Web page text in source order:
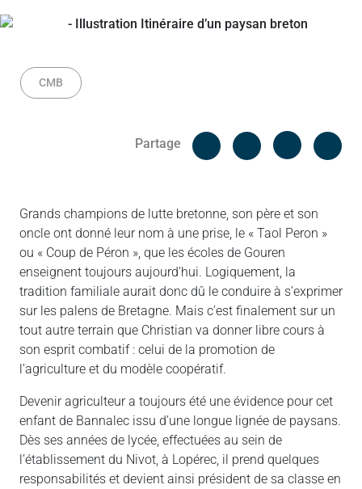
CMB
Partage
Facebook
Grands champions de lutte bretonne, son père et son
oncle ont donné leur nom à une prise, le « Taol Peron »
ou « Coup de Péron », que les écoles de Gouren
enseignent toujours aujourd’hui. Logiquement, la
tradition familiale aurait donc dû le conduire à s’exprimer
sur les palens de Bretagne. Mais c’est finalement sur un
tout autre terrain que Christian va donner libre cours à
son esprit combatif : celui de la promotion de
l’agriculture et du modèle coopératif.
Devenir agriculteur a toujours été une évidence pour cet
enfant de Bannalec issu d’une longue lignée de paysans.
Dès ses années de lycée, effectuées au sein de
l’établissement du Nivot, à Lopérec, il prend quelques
responsabilités et devient ainsi président de sa classe en